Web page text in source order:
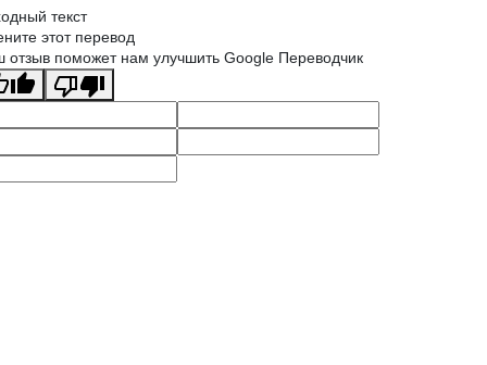
текст
этот перевод
отзыв поможет нам улучшить Google Переводчик